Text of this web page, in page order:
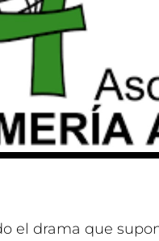
el drama que